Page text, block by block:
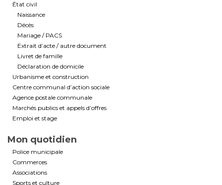
État civil
Naissance
Décès
Mariage / PACS
Extrait d’acte / autre document
Livret de famille
Déclaration de domicile
Urbanisme et construction
Centre communal d’action sociale
Agence postale communale
Marchés publics et appels d’offres
Emploi et stage
Mon quotidien
Police municipale
Commerces
Associations
Sports et culture